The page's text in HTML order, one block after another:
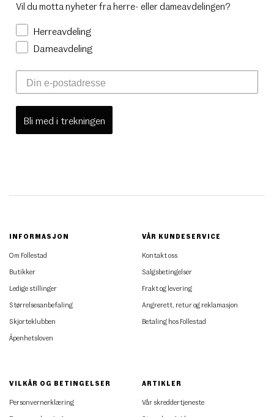
Vil du motta nyheter fra herre- eller dameavdelingen?
Herreavdeling
Dameavdeling
Bli med i trekningen
INFORMASJON
Om Follestad
Butikker
Ledige stillinger
Størrelsesanbefaling
Skjorteklubben
Åpenhetsloven
VÅR KUNDESERVICE
Kontakt oss
Salgsbetingelser
Frakt og levering
Angrerett, retur og reklamasjon
Betaling hos Follestad
VILKÅR OG BETINGELSER
Personvernerklæring
ARTIKLER
Vår skreddertjeneste